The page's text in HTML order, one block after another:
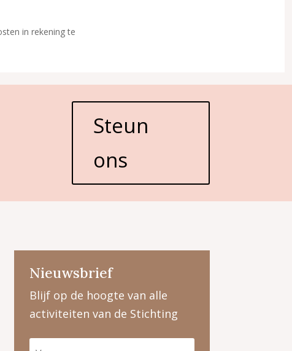
in rekening te
Steun
ons
Nieuwsbrief
Blijf op de hoogte van alle
activiteiten van de Stichting